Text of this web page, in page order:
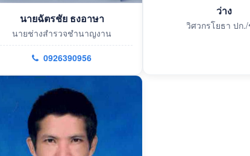
นายฉัตรชัย ธงอาษา
นายช่างสำรวจชำนาญงาน
0926390956
ว่าง
วิศวกรโยธา ปก